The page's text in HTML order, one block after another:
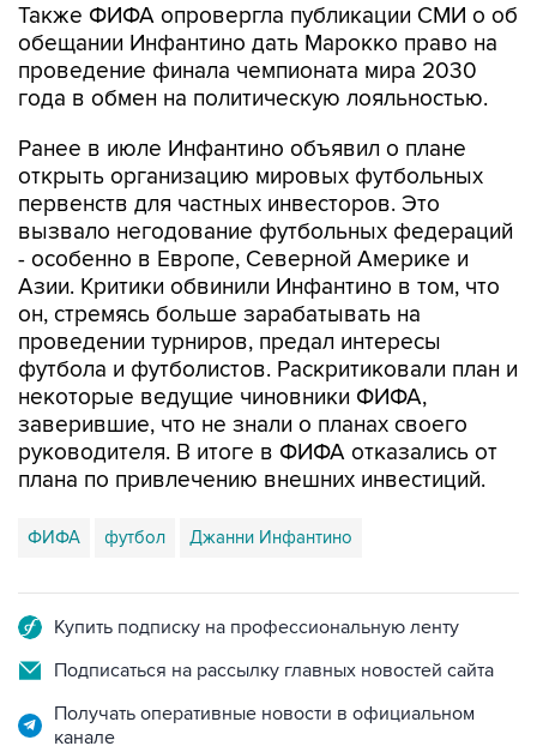
Также ФИФА опровергла публикации СМИ о об
обещании Инфантино дать Марокко право на
проведение финала чемпионата мира 2030
года в обмен на политическую лояльностью.
Ранее в июле Инфантино объявил о плане
открыть организацию мировых футбольных
первенств для частных инвесторов. Это
вызвало негодование футбольных федераций
- особенно в Европе, Северной Америке и
Азии. Критики обвинили Инфантино в том, что
он, стремясь больше зарабатывать на
проведении турниров, предал интересы
футбола и футболистов. Раскритиковали план и
некоторые ведущие чиновники ФИФА,
заверившие, что не знали о планах своего
руководителя. В итоге в ФИФА отказались от
плана по привлечению внешних инвестиций.
ФИФА футбол Джанни Инфантино
Купить подписку на профессиональную ленту
Подписаться на рассылку главных новостей сайта
Получать оперативные новости в официальном
канале